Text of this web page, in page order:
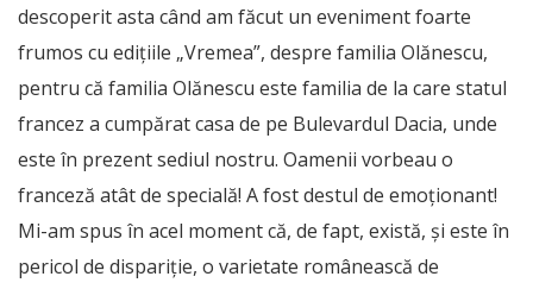
descoperit asta când am făcut un eveniment foarte
frumos cu edițiile „Vremea”, despre familia Olănescu,
pentru că familia Olănescu este familia de la care statul
francez a cumpărat casa de pe Bulevardul Dacia, unde
este în prezent sediul nostru. Oamenii vorbeau o
franceză atât de specială! A fost destul de emoționant!
Mi-am spus în acel moment că, de fapt, există, și este în
pericol de dispariție, o varietate românească de